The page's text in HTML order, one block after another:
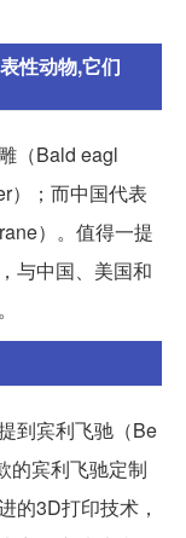
性动物,它们
（Bald eagl
）；而中国代表
）。值得一提
与中国、美国和
到宾利飞驰（Be
的宾利飞驰定制
的3D打印技术，